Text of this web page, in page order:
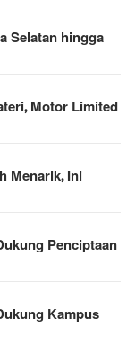
Selatan hingga
Motor Limited
Menarik, Ini
Penciptaan
Kampus